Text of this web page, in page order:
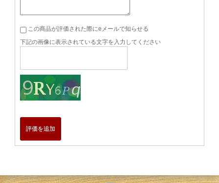
この商品が評価された際にeメールで知らせる
下記の画像に表示されている文字を入力してください
評価を追加